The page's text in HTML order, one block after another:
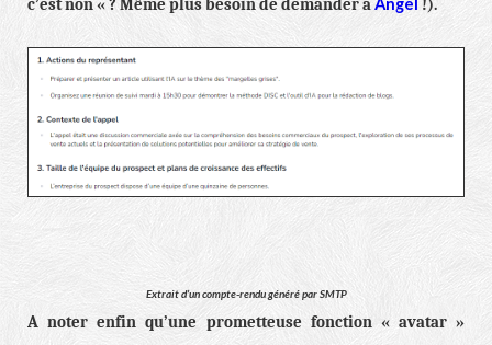
c’est non « ? Même plus besoin de demander à !).
Extrait d’un compte-rendu généré par SMTP
A noter enfin qu’une prometteuse fonction « avatar »